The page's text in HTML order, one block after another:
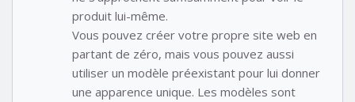
produit lui-même.
Vous pouvez créer votre propre site web en
partant de zéro, mais vous pouvez aussi
utiliser un modèle préexistant pour lui donner
une apparence unique. Les modèles sont